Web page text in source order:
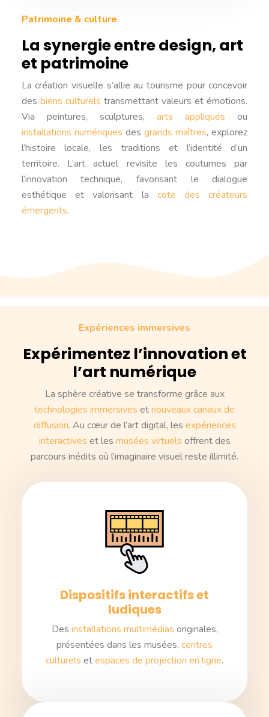
Patrimoine & culture
La synergie entre design, art
et patrimoine
La création visuelle s’allie au tourisme pour concevoir
des biens culturels transmettant valeurs et émotions.
Via peintures, sculptures,arts appliqués ou
installations numériques desgrands maîtres, explorez
l’histoire locale, les traditions et l’identité d’un
territoire. L’art actuel revisite les coutumes par
l’innovation technique, favorisant le dialogue
esthétique et valorisant la cote des créateurs
émergents.
Expériences immersives
Expérimentez l’innovation et
l’art numérique
La sphère créative se transforme grâce aux
technologies immersives etnouveaux canaux de
diffusion. Au cœur de l’art digital, les expériences
interactives et les musées virtuels offrent des
parcours inédits où l’imaginaire visuel reste illimité.
Dispositifs interactifs et
ludiques
Des installations multimédias originales,
présentées dans les musées, centres
culturels etespaces de projection en ligne.